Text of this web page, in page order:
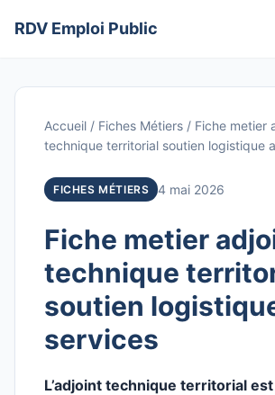
RDV Emploi Public
Accueil / Fiches Métiers / Fiche metier
technique territorial soutien logistique
FICHES MÉTIERS 4 mai 2026
Fiche metier
technique
soutien
services
L’adjoint technique territorial